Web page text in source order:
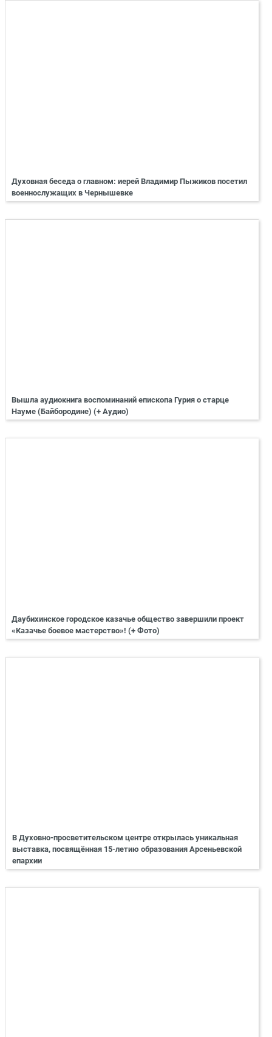
Духовная беседа о главном: иерей Владимир Пыжиков посетил
военнослужащих в Чернышевке
Вышла аудиокнига воспоминаний епископа Гурия о старце
Науме (Байбородине) (+ Аудио)
Даубихинское городское казачье общество завершили проект
«Казачье боевое мастерство»! (+ Фото)
В Духовно-просветительском центре открылась уникальная
выставка, посвящённая 15-летию образования Арсеньевской
епархии